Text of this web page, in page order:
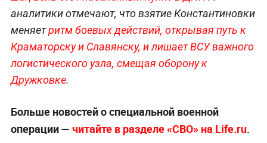
аналитики отмечают, что взятие Константиновки
меняетритм боевых действий, открывая путь к
Краматорску и Славянску, и лишает ВСУ важного
логистического узла, смещая оборону к
Дружковке.
Больше новостей о специальной военной
операции — читайте в разделе «СВО» на Life.ru.